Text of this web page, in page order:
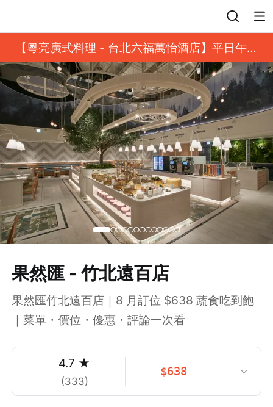
【粵亮廣式料理 - 台北六福萬怡酒店】平日午餐
8 折起｜靓港點套餐
果然匯 - 竹北遠百店
果然匯竹北遠百店｜8 月訂位 $638 蔬食吃到飽
｜菜單・價位・優惠・評論一次看
4.7 ★
(333)
$638